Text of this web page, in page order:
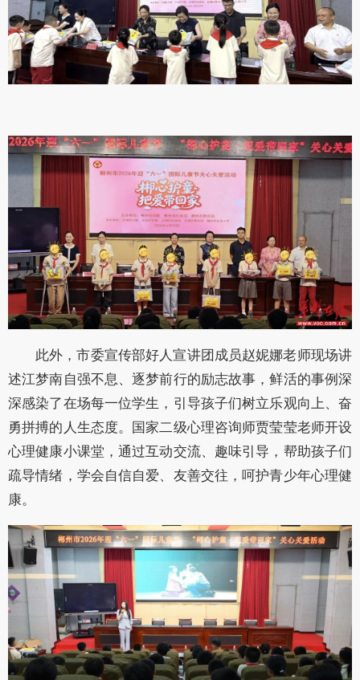
此外，市委宣传部好人宣讲团成员赵妮娜老师现场讲
述江梦南自强不息、逐梦前行的励志故事，鲜活的事例深
深感染了在场每一位学生，引导孩子们树立乐观向上、奋
勇拼搏的人生态度。国家二级心理咨询师贾莹莹老师开设
心理健康小课堂，通过互动交流、趣味引导，帮助孩子们
疏导情绪，学会自信自爱、友善交往，呵护青少年心理健
康。